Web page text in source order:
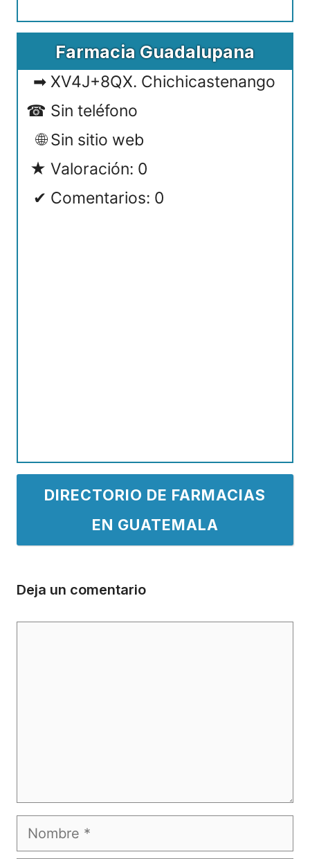
Farmacia Guadalupana
XV4J+8QX. Chichicastenango
Sin teléfono
Sin sitio web
Valoración: 0
Comentarios: 0
DIRECTORIO DE FARMACIAS
EN GUATEMALA
Deja un comentario
Nombre